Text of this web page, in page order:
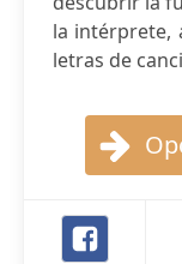
la intérprete,
letras de